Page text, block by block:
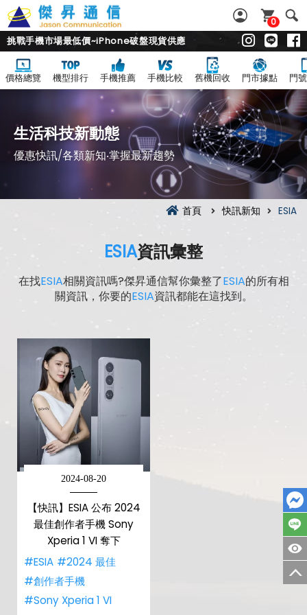
0
挑戰手機市場最低價~iPhone破盤現貨供應
價格總覽 機型排行 手機推薦 手機比較 舊機回收 門市據點 門
生活科技新動態
優惠快訊/各類新知‧掌握最新趨勢
首頁 快訊新知 ESIA
ESIA資訊彙整
在找ESIA相關資訊嗎?傑昇通信幫你彙整了ESIA的所有相
關資訊，你要的ESIA資訊都能在這找到。
2024-08-20
【快訊】ESIA 公布 2024
最佳創作者手機 Sony
Xperia 1 VI 奪下
#ESIA #2024 最佳
#創作者手機
#Sony Xperia 1 VI